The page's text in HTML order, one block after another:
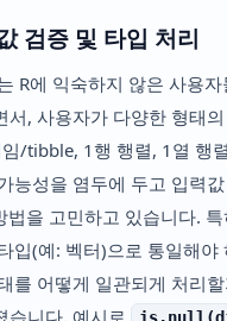
검증 및 타입 처리
R에 익숙하지 않은 사용
서, 사용자가 다양한 형태
/tibble, 1행 행렬, 1열 행
능성을 염두에 두고 입력
을 고민하고 있습니다. 특
입(예: 벡터)으로 통일해야
를 어떻게 일관되게 처리
습니다. 예시로